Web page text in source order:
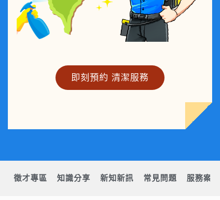
即刻預約 清潔服務
徵才專區 知識分享 新知新訊 常見問題 服務案例